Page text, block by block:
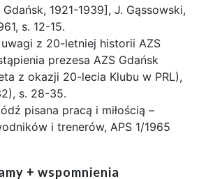
1921-1939], J. Gąssowski,
s. 12-15.
z 20-letniej historii AZS
prezesa AZS Gdańsk
z okazji 20-lecia Klubu w PRL),
s. 28-35.
pisana pracą i miłością –
i trenerów, APS 1/1965
+ wspomnienia